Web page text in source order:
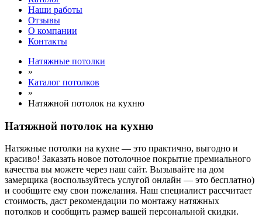
Наши работы
Отзывы
О компании
Контакты
Натяжные потолки
»
Каталог потолков
»
Натяжной потолок на кухню
Натяжной потолок на кухню
Натяжные потолки на кухне — это практично, выгодно и
красиво! Заказать новое потолочное покрытие премиального
качества вы можете через наш сайт. Вызывайте на дом
замерщика (воспользуйтесь услугой онлайн — это бесплатно)
и сообщите ему свои пожелания. Наш специалист рассчитает
стоимость, даст рекомендации по монтажу натяжных
потолков и сообщить размер вашей персональной скидки.